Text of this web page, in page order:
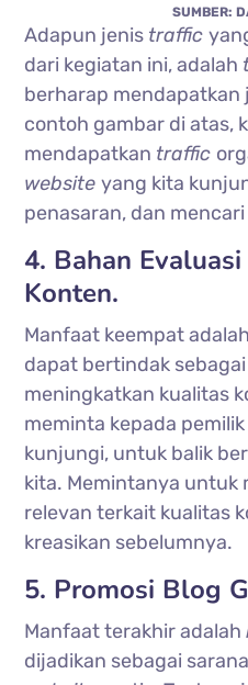
SUMBER:
Adapun jenis traffic
dari kegiatan ini, adalah
berharap mendapatkan
contoh gambar di atas,
mendapatkan traffic
websiteyang kita
penasaran, dan mencari
4. Bahan
Konten.
Manfaat keempat
dapat bertindak
meningkatkan kualitas
meminta kepada pemilik
kunjungi, untuk balik
kita. Memintanya untuk
relevan terkait kualitas
kreasikan sebelumnya.
5. Promosi Blog
Manfaat terakhir adalah
dijadikan sebagai